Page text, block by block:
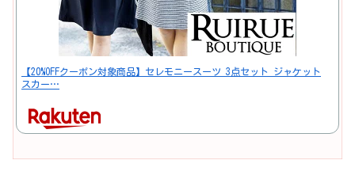
【20%OFFクーポン対象商品】セレモニースーツ 3点セット ジャケット
スカー…